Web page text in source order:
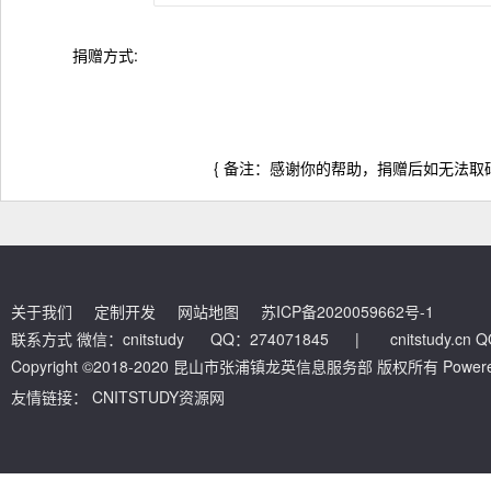
捐赠方式:
{ 备注：感谢你的帮助，捐赠后如无法取
关于我们 定制开发 网站地图
苏ICP备2020059662号-1
联系方式 微信：cnitstudy QQ：274071845
|
cnitstudy.cn
Copyright ©2018-2020 昆山市张浦镇龙英信息服务部 版权所有
友情链接：
CNITSTUDY资源网